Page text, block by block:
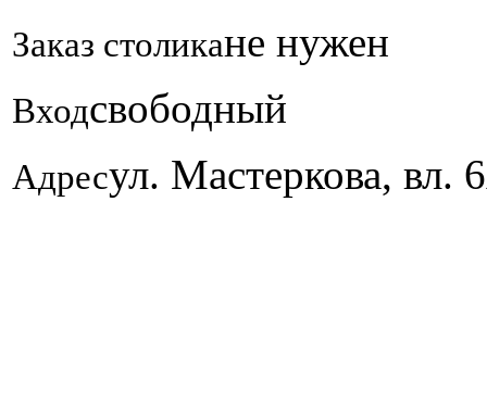
Заказ столикане нужен
Входсвободный
Адресул. Мастеркова, вл.